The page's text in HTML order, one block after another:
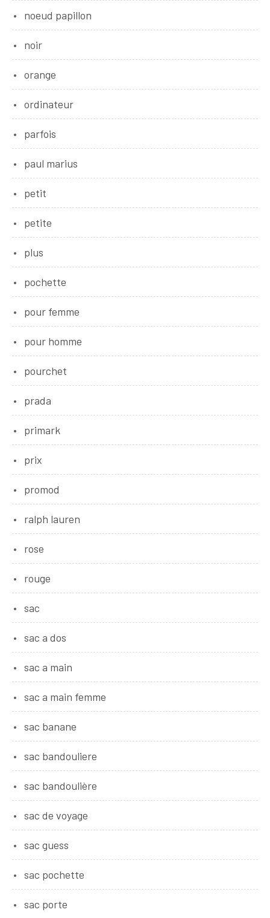
noeud papillon
noir
orange
ordinateur
parfois
paul marius
petit
petite
plus
pochette
pour femme
pour homme
pourchet
prada
primark
prix
promod
ralph lauren
rose
rouge
sac
sac a dos
sac a main
sac a main femme
sac banane
sac bandouliere
sac bandoulière
sac de voyage
sac guess
sac pochette
sac porte